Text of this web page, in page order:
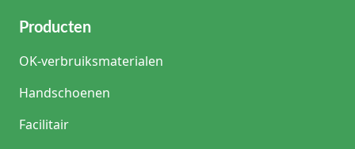
Producten
OK-verbruiksmaterialen
Handschoenen
Facilitair